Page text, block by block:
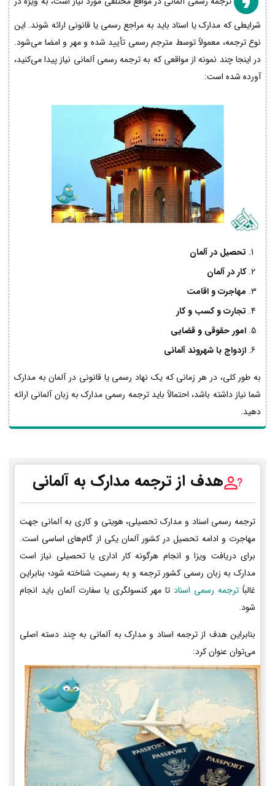
شرایطی که مدارک یا اسناد باید به مراجع رسمی یا قانونی ارائه شوند. این
نوع ترجمه، معمولاً توسط مترجم رسمی تأیید شده و مهر و امضا می‌شود.
در اینجا چند نمونه از مواقعی که به ترجمه رسمی آلمانی نیاز پیدا می‌کنید،
آورده شده است:
تحصیل در آلمان
کار در آلمان
مهاجرت و اقامت
تجارت و کسب و کار
امور حقوقی و قضایی
ازدواج با شهروند آلمانی
به طور کلی، در هر زمانی که یک نهاد رسمی یا قانونی در آلمان به مدارک
شما نیاز داشته باشد، احتمالاً باید ترجمه رسمی مدارک به زبان آلمانی ارائه
دهید.
هدف از ترجمه مدارک به آلمانی
ترجمه رسمی اسناد و مدارک تحصیلی، هویتی و کاری به آلمانی جهت
مهاجرت و ادامه تحصیل در کشور آلمان یکی از گام‌های اساسی است.
برای دریافت ویزا و انجام هرگونه کار اداری یا تحصیلی نیاز است
مدارک به زبان رسمی کشور ترجمه و به رسمیت شناخته شود؛ بنابراین
غالباً ترجمه رسمی اسنادتا مهر کنسولگری یا سفارت آلمان باید انجام
شود.
بنابراین هدف از ترجمه اسناد و مدارک به آلمانی به چند دسته اصلی
می‌توان عنوان کرد: